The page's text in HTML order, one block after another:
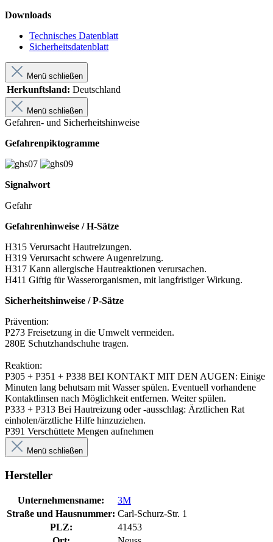
Downloads
Technisches Datenblatt
Sicherheitsdatenblatt
Menü schließen
Herkunftsland: Deutschland
Menü schließen
Gefahren- und Sicherheitshinweise
Gefahrenpiktogramme
Signalwort
Gefahr
Gefahrenhinweise / H-Sätze
H315 Verursacht Hautreizungen.
H319 Verursacht schwere Augenreizung.
H317 Kann allergische Hautreaktionen verursachen.
H411 Giftig für Wasserorganismen, mit langfristiger Wirkung.
Sicherheitshinweise / P-Sätze
Prävention:
P273 Freisetzung in die Umwelt vermeiden.
280E Schutzhandschuhe tragen.
Reaktion:
P305 + P351 + P338 BEI KONTAKT MIT DEN AUGEN: Einige
Minuten lang behutsam mit Wasser spülen. Eventuell vorhandene
Kontaktlinsen nach Möglichkeit entfernen. Weiter spülen.
P333 + P313 Bei Hautreizung oder -ausschlag: Ärztlichen Rat
einholen/ärztliche Hilfe hinzuziehen.
P391 Verschüttete Mengen aufnehmen
Menü schließen
Hersteller
Unternehmensname:
3M
Straße und Hausnummer: Carl-Schurz-Str. 1
PLZ:
41453